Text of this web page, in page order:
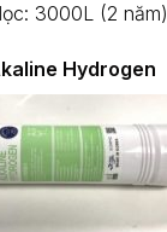
3000L (2 năm)
Hydrogen